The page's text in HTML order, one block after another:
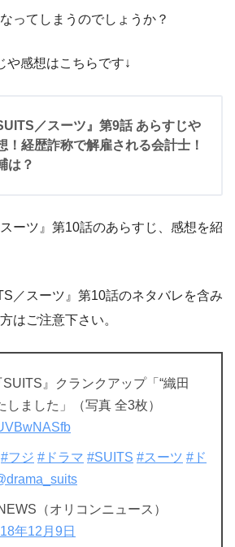
ってしまうのでしょうか？
や感想はこちらです↓
／スーツ』第9話 あらすじや
！経歴詐称で解雇される会計士！
は？
ーツ』第10話のあらすじ、感想を紹
／スーツ』第10話のネタバレを含み
はご注意下さい。
』クランクアップ「“織田
しました」（写真 全3枚）
#フジ #ドラマ #SUITS #スーツ #ド
（オリコンニュース）
年12月9日